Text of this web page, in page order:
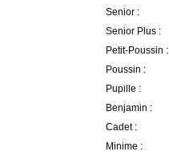
Senior :
Senior Plus :
Petit-Poussin :
Poussin :
Pupille :
Benjamin :
Cadet :
Minime :